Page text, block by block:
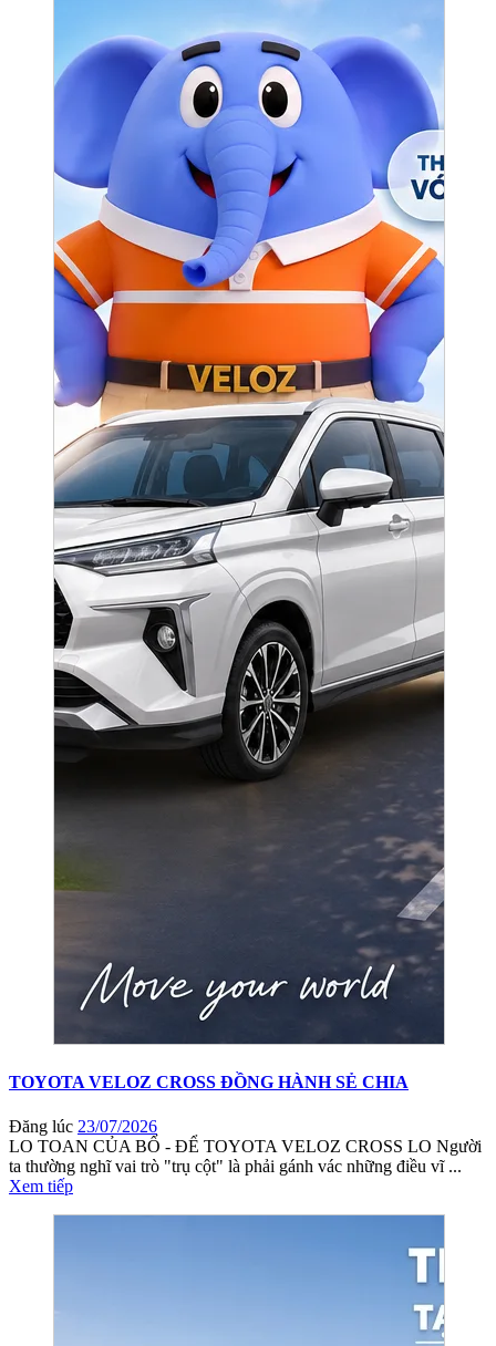
TOYOTA VELOZ CROSS ĐỒNG HÀNH SẺ CHIA
Đăng lúc 23/07/2026
LO TOAN CỦA BỐ - ĐỂ TOYOTA VELOZ CROSS LO Người
ta thường nghĩ vai trò "trụ cột" là phải gánh vác những điều vĩ ...
Xem tiếp